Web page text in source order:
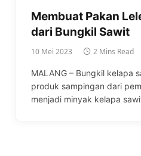
Membuat Pakan
dari Bungkil Sawit
10 Mei 2023 2 Mins Read
MALANG – Bungkil kelapa
produk sampingan dari
menjadi minyak kelapa